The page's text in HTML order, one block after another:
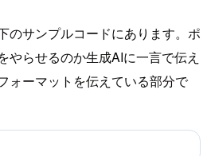
のサンプルコードにあります。ポ
やらせるのか生成AIに一言で伝え
ォーマットを伝えている部分で